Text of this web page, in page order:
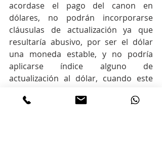
acordase el pago del canon en
dólares, no podrán incorporarse
cláusulas de actualización ya que
resultaría abusivo, por ser el dólar
una moneda estable, y no podría
aplicarse índice alguno de
actualización al dólar, cuando este
para valores en moneda nacional.